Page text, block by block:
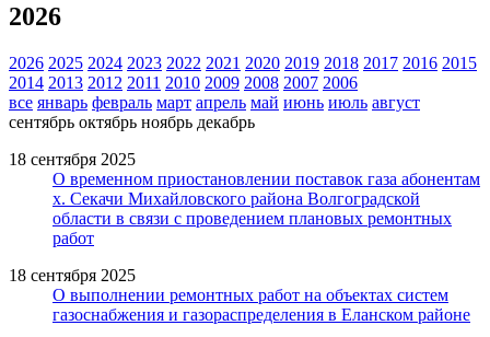
2026
2026 2025 2024 2023 2022 2021 2020 2019 2018 2017 2016 2015
2014 2013 2012 2011 2010 2009 2008 2007 2006
все январь февраль март апрель май июнь июль август
сентябрь октябрь ноябрь декабрь
18 сентября 2025
О временном приостановлении поставок газа абонентам
х. Секачи Михайловского района Волгоградской
области в связи с проведением плановых ремонтных
работ
18 сентября 2025
О выполнении ремонтных работ на объектах систем
газоснабжения и газораспределения в Еланском районе